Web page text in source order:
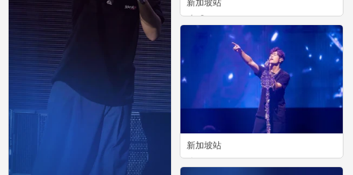
新加坡站
0
新加坡站
0